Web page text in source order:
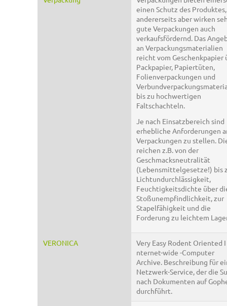
einen Schutz des Produktes,
andererseits aber wirken
gute Verpackungen auch
verkaufsfördernd. Das
an Verpackungsmaterialien
reicht vom Geschenkpapier
Packpapier, Papiertüten,
Folienverpackungen und
bis zu hochwertigen
Faltschachteln.
Je nach Einsatzbereich sind
erhebliche Anforderungen
Verpackungen zu stellen.
reichen z.B. von der
Geschmacksneutralität
(Lebensmittelgesetze!) bis
Lichtundurchlässigkeit,
Feuchtigkeitsdichte über
Stoßunempfindlichkeit, zur
Stapelfähigkeit und die
Forderung zu leichtem
VERONICA
Very Easy Rodent Oriented I
nternet-wide -Computer
Archive. Beschreibung für
Netzwerk-Service, der die
nach Dokumenten auf
durchführt.